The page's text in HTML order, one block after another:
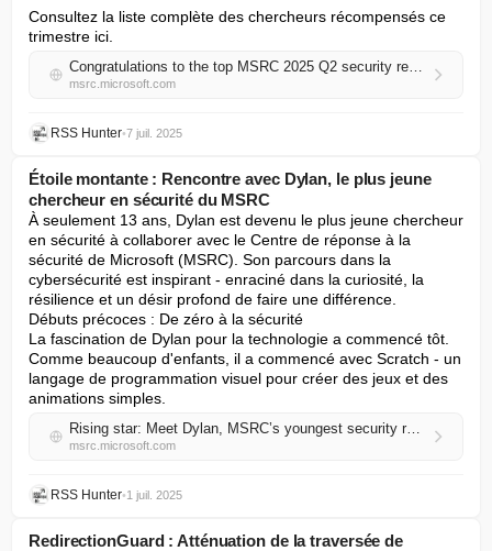
Consultez la liste complète des chercheurs récompensés ce
trimestre ici.
Congratulations to the top MSRC 2025 Q2 security researchers!
msrc.microsoft.com
RSS Hunter•7 juil. 2025
Étoile montante : Rencontre avec Dylan, le plus jeune
chercheur en sécurité du MSRC
À seulement 13 ans, Dylan est devenu le plus jeune chercheur
en sécurité à collaborer avec le Centre de réponse à la
sécurité de Microsoft (MSRC). Son parcours dans la
cybersécurité est inspirant - enraciné dans la curiosité, la
résilience et un désir profond de faire une différence.
Débuts précoces : De zéro à la sécurité
La fascination de Dylan pour la technologie a commencé tôt.
Comme beaucoup d'enfants, il a commencé avec Scratch - un
langage de programmation visuel pour créer des jeux et des
animations simples.
Rising star: Meet Dylan, MSRC’s youngest security researcher
msrc.microsoft.com
RSS Hunter•1 juil. 2025
RedirectionGuard : Atténuation de la traversée de